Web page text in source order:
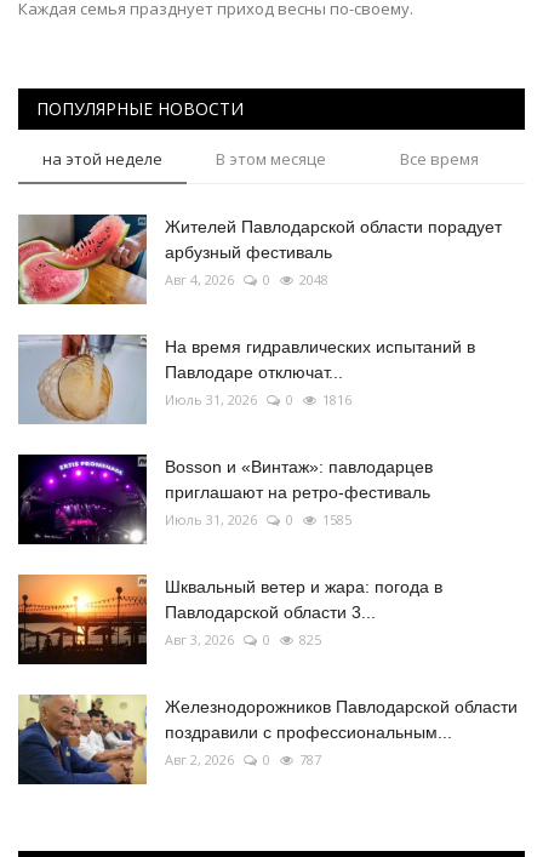
Каждая семья празднует приход весны по-своему.
ПОПУЛЯРНЫЕ НОВОСТИ
на этой неделе В этом месяце Все время
Жителей Павлодарской области порадует
арбузный фестиваль
Авг 4, 2026 0 2048
На время гидравлических испытаний в
Павлодаре отключат...
Июль 31, 2026 0 1816
Bosson и «Винтаж»: павлодарцев
приглашают на ретро-фестиваль
Июль 31, 2026 0 1585
Шквальный ветер и жара: погода в
Павлодарской области 3...
Авг 3, 2026 0 825
Железнодорожников Павлодарской области
поздравили с профессиональным...
Авг 2, 2026 0 787